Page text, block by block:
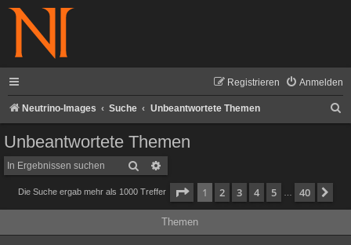
Anmelden
Registrieren
Neutrino-Images Suche Unbeantwortete Themen
Unbeantwortete Themen
Suche
Die Suche ergab mehr als 1000 Treffer Seite 1von 40
1 2 3 4 5 40
Themen